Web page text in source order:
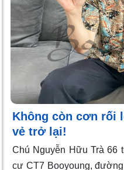
Không còn cơn rối
vẻ trở lại!
Chú Nguyễn Hữu Trà 66
cư CT7 Booyoung,